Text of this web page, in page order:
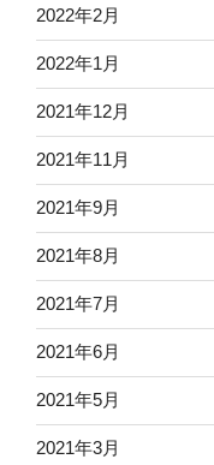
2022年2月
2022年1月
2021年12月
2021年11月
2021年9月
2021年8月
2021年7月
2021年6月
2021年5月
2021年3月